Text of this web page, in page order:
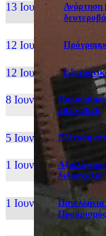
13 Ιουν, 26
Ανάρτηση
12 Ιουν, 26
12 Ιουν, 26
8 Ιουν, 26
2025-2026
5 Ιουν, 26 Εξέταση
1 Ιουν, 26
διδασκαλία
1 Ιουν, 26